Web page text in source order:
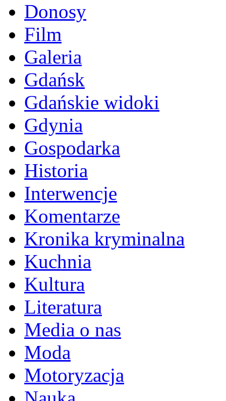
Donosy
Film
Galeria
Gdańsk
Gdańskie widoki
Gdynia
Gospodarka
Historia
Interwencje
Komentarze
Kronika kryminalna
Kuchnia
Kultura
Literatura
Media o nas
Moda
Motoryzacja